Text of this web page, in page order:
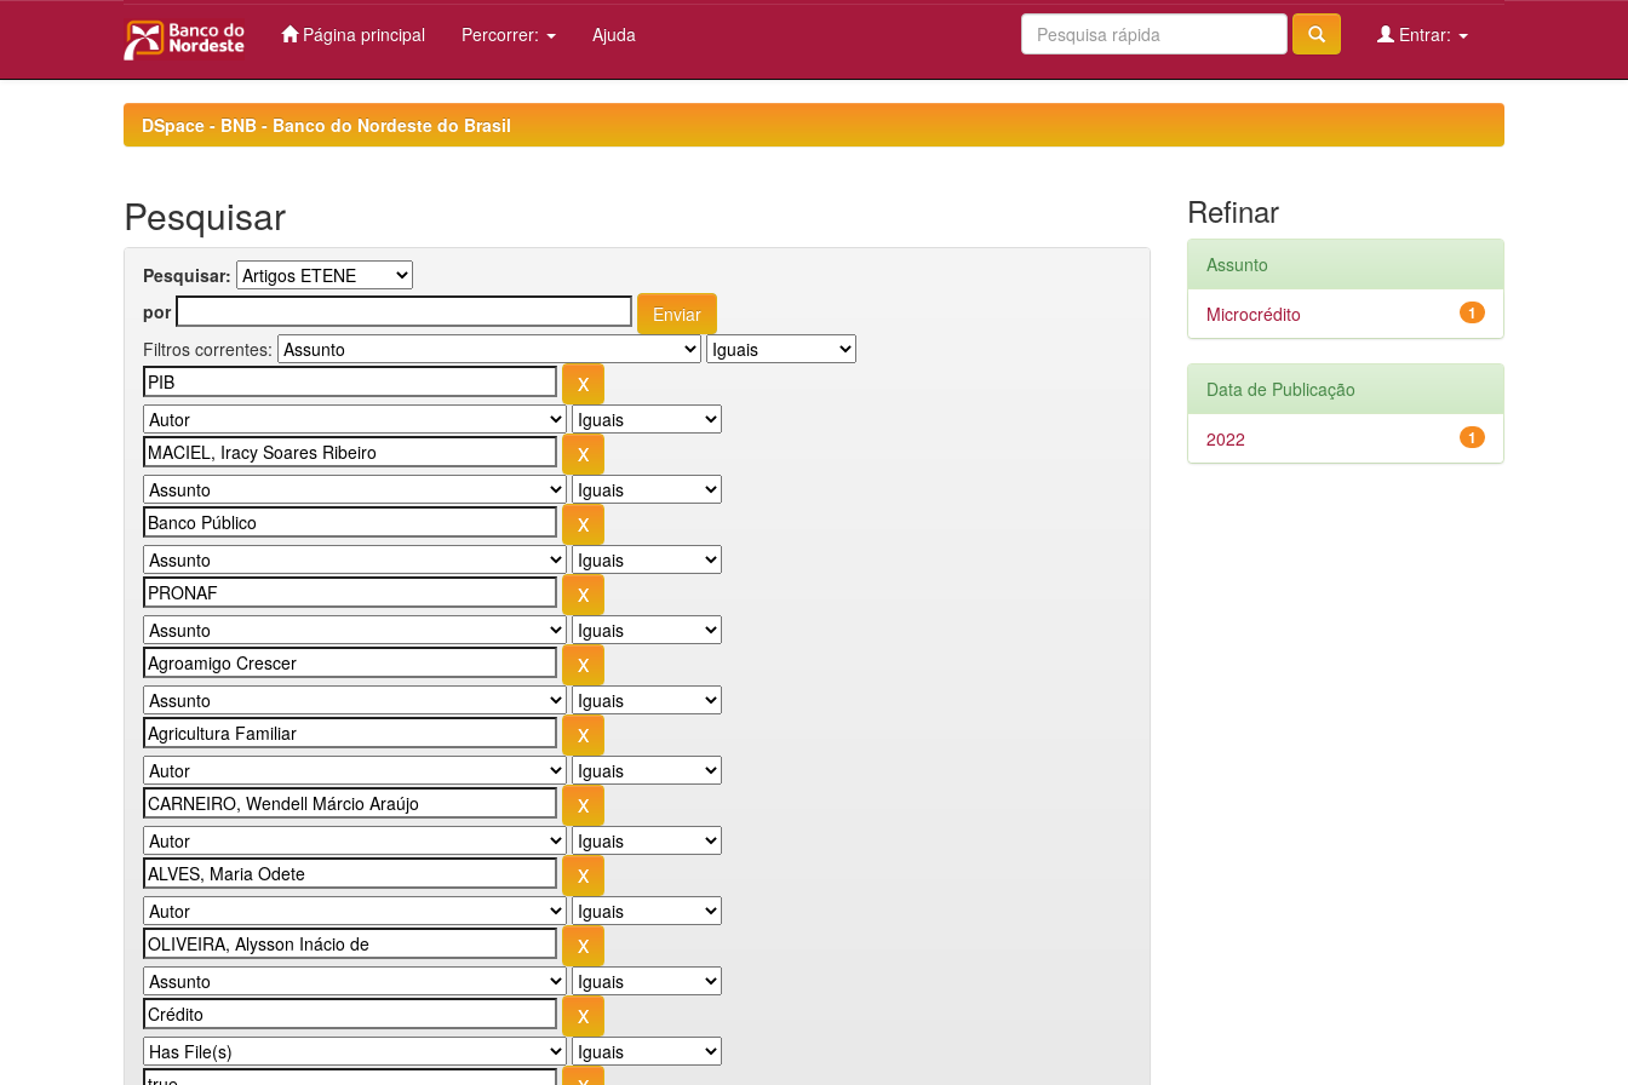
Página principal Percorrer: Ajuda Entrar:
DSpace - BNB - Banco do Nordeste do Brasil
Pesquisar
Pesquisar:
por
Filtros correntes:
Refinar
Assunto
1
Microcrédito
Data de Publicação
1
2022